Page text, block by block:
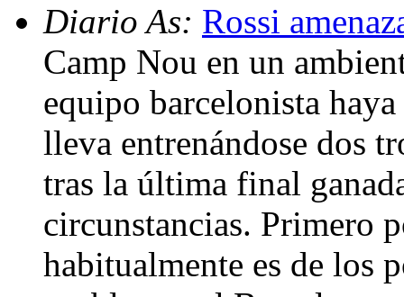
Diario As: Rossi
Camp Nou en un
equipo barcelonista
lleva entrenándose dos
tras la última final
circunstancias. Primero
habitualmente es de los